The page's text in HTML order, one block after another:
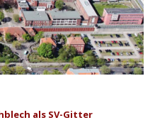
als SV-Gitter